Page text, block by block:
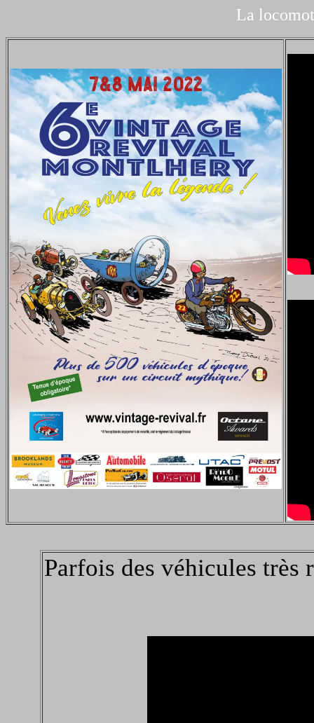
La
Parfois des véhicules très